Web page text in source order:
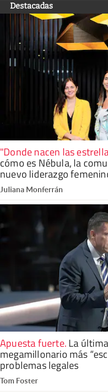
Destacadas
"Donde nacen las
cómo es Nébula, la
nuevo liderazgo
Juliana Monferrán
Apuesta fuerte.La
megamillonario más
problemas legales
Tom Foster